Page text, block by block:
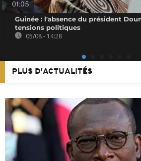
01:05
Guinée : l'absence du président
tensions politiques
05/08 - 14:28
PLUS D'ACTUALITÉS